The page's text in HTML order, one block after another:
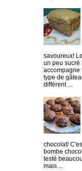
savoureux!
un peu sucré
accompagne
type de
différent ...
chocolat!
bombe
testé
mais ...